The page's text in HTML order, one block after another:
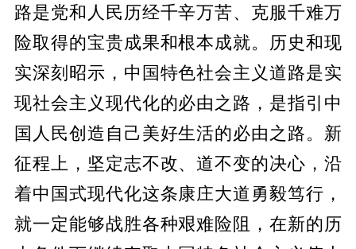
路是党和人民历经千辛万苦、克服千难万
险取得的宝贵成果和根本成就。历史和现
实深刻昭示，中国特色社会主义道路是实
现社会主义现代化的必由之路，是指引中
国人民创造自己美好生活的必由之路。新
征程上，坚定志不改、道不变的决心，沿
着中国式现代化这条康庄大道勇毅笃行，
就一定能够战胜各种艰难险阻，在新的历